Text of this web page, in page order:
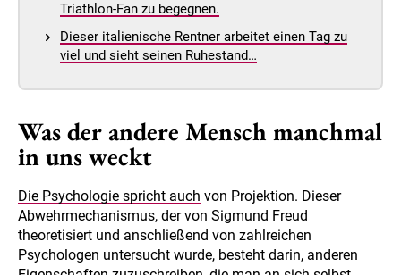
Triathlon-Fan zu begegnen.
Dieser italienische Rentner arbeitet einen Tag zu
viel und sieht seinen Ruhestand…
Was der andere Mensch manchmal
in uns weckt
Die Psychologie spricht auch von Projektion. Dieser
Abwehrmechanismus, der von Sigmund Freud
theoretisiert und anschließend von zahlreichen
Psychologen untersucht wurde, besteht darin, anderen